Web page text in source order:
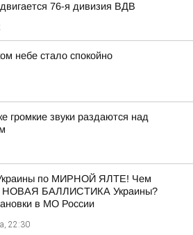
76-я дивизия ВДВ
небе стало спокойно
громкие звуки раздаются над
по МИРНОЙ ЯЛТЕ! Чем
НОВАЯ БАЛЛИСТИКА Украины?
в МО России
22:30